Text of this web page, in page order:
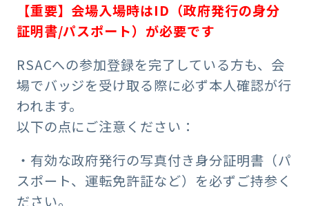
【重要】会場入場時はID（政府発行の身分
証明書/パスポート）が必要です
RSACへの参加登録を完了している方も、会
場でバッジを受け取る際に必ず本人確認が行
われます。
以下の点にご注意ください：
・有効な政府発行の写真付き身分証明書（パ
スポート、運転免許証など）を必ずご持参く
ださい。